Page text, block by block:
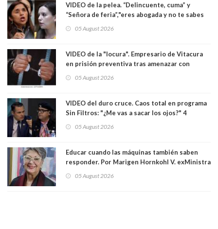
VIDEO de la pelea. “Delincuente, cuma” y
“Señora de feria”,"eres abogada y no te sabes
senadoras Camila Flores y Fabiola Campillai en
05 August 2026
VIDEO de la "locura". Empresario de Vitacura
en prisión preventiva tras amenazar con
Los persiguió en potente camioneta
05 August 2026
VIDEO del duro cruce. Caos total en programa
Sin Filtros: "¿Me vas a sacar los ojos?" 4
excarabinero que dejó ciego a Gustavo Gatica:
05 August 2026
Educar cuando las máquinas también saben
responder. Por Marigen Hornkohl V. exMinistra
05 August 2026